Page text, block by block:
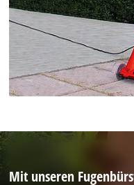
Mit unseren